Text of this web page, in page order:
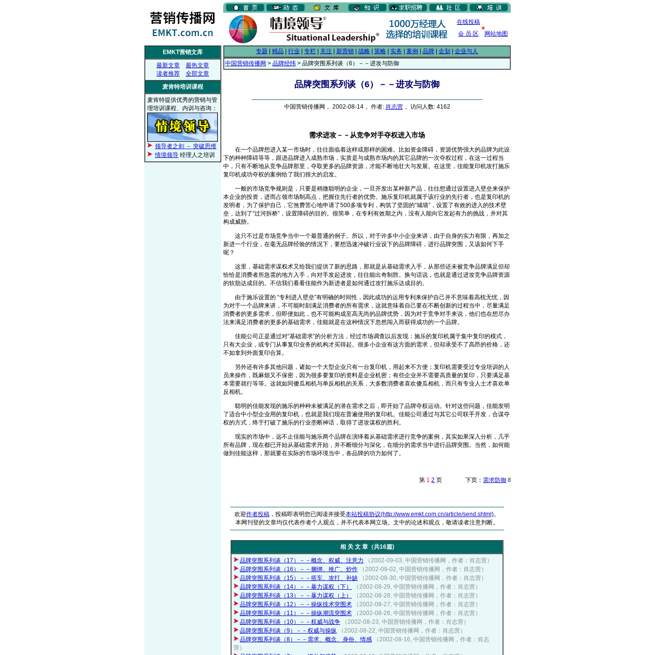
在线投稿
会 员 区
网站地图
EMKT营销文库
最新文章
最热文章
读者推荐
全部文章
麦肯特培训课程
麦肯特提供优秀的营销与管
理培训课程、内训与咨询：
领导者之剑 － 突破思维
情境领导 经理人之培训
专题 精品 行业 专栏 关注 新营销 战略 策略 实务 案例 品牌 企划
企业与人
中国营销传播网 > 品牌经纬 > 品牌突围系列谈（6）－－进攻与防御
品牌突围系列谈（6）－－进攻与防御
中国营销传播网， 2002-08-14， 作者: 肖志营， 访问人数: 4162
需求进攻－－从竞争对手夺权进入市场
在一个品牌想进入某一市场时，往往面临着这样或那样的困难。比如资金障碍，资源优势强大的品牌为此设
下的种种障碍等等，跟进品牌进入成熟市场，实质是与成熟市场内的其它品牌的一次夺权过程，在这一过程当
中，只有不断地从竞争品牌那里，夺取更多的品牌资源，才能不断地壮大与发展。在这里，佳能复印机攻打施乐
复印机成功夺权的案例给了我们很大的启发。
一般的市场竞争规则是，只要是稍微聪明的企业，一旦开发出某种新产品，往往想通过设置进入壁垒来保护
本企业的投资，进而占领市场制高点，把握住先行者的优势。施乐复印机就属于该行业的先行者，也是复印机的
发明者，为了保护自己，它煞费苦心地申请了500多项专利，构筑了坚固的“城墙”，设置了有效的进入的技术壁
垒，达到了“过河拆桥”，设置障碍的目的。很简单，在专利有效期之内，没有人能向它发起有力的挑战，并对其
构成威胁。
这只不过是市场竞争当中一个最普通的例子。所以，对于许多中小企业来讲，由于自身的实力有限，再加之
新进一个行业，在毫无品牌经验的情况下，要想迅速冲破行业设下的品牌障碍，进行品牌突围，又该如何下手
呢？
这里，基础需求谋权术又给我们提供了新的思路，那就是从基础需求入手，从那些还未被竞争品牌满足但却
恰恰是消费者所急需的地方入手，向对手发起进攻，往往能出奇制胜。换句话说，也就是通过进攻竞争品牌资源
的软肋达成目的。不信我们看看佳能作为新进者是如何通过攻打施乐达成目的。
由于施乐设置的 “专利进入壁垒”有明确的时间性，因此成功的运用专利来保护自己并不意味着高枕无忧，因
为对于一个品牌来讲，不可能时刻满足消费者的所有需求，这就意味着自己要在不断创新的过程当中，尽量满足
消费者的更多需求，但即便如此，也不可能构成至高无尚的品牌优势，因为对于竞争对手来说，他们也在想尽办
法来满足消费者的更多的基础需求，佳能就是在这种情况下忽然闯入而获得成功的一个品牌。
佳能公司正是通过对“基础需求”的分析方法，经过市场调查以后发现：施乐的复印机属于集中复印的模式，
只有大企业，或专门从事复印业务的机构才买得起。很多小企业有这方面的需求，但却承受不了高昂的价格，还
不如拿到外面复印合算。
另外还有许多其他问题，诸如一个大型企业只有一台复印机，用起来不方便；复印机需要受过专业培训的人
员来操作，既麻烦又不保密，因为很多要复印的资料是企业机密；有些企业并不需要高质量的复印，只要满足基
本需要就行等等。这就如同傻瓜相机与单反相机的关系，大多数消费者喜欢傻瓜相机，而只有专业人士才喜欢单
反相机。
聪明的佳能发现的施乐的种种未被满足的潜在需求之后，即开始了品牌夺权运动。针对这些问题，佳能发明
了适合中小型企业用的复印机，也就是我们现在普遍使用的复印机。佳能公司通过与其它公司联手开发，合谋夺
权的方式，终于打破了施乐的行业垄断神话，取得了进攻谋权的胜利。
现实的市场中，远不止佳能与施乐两个品牌在演绎着从基础需求进行竞争的案例，其实如果深入分析，几乎
所有品牌，现在都已开始从基础需求开始，并不断细分与深化，在细分的需求当中进行品牌突围。当然，如何能
做到佳能这样，那就要在实际的市场环境当中，各品牌的功力如何了。
第 1 2 页 下页： 需求防御 8
欢迎作者投稿 ，投稿即表明您已阅读并接受本站投稿协议(http://www.emkt.com.cn/article/send.shtml)。
本网刊登的文章均仅代表作者个人观点，并不代表本网立场。文中的论述和观点，敬请读者注意判断。
相 关 文 章（共16篇)
品牌突围系列谈（17）－－概念、权威、注意力
（2002-09-03, 中国营销传播网，作者：肖志营）
品牌突围系列谈（16）－－捆绑、推广、炒作
（2002-09-02, 中国营销传播网，作者：肖志营）
品牌突围系列谈（15）－－搭车、攻打、补缺
（2002-08-30, 中国营销传播网，作者：肖志营）
品牌突围系列谈（14）－－暴力谋权（下）
（2002-08-29, 中国营销传播网，作者：肖志营）
品牌突围系列谈（13）－－暴力谋权（上）
（2002-08-28, 中国营销传播网，作者：肖志营）
品牌突围系列谈（12）－－操纵技术突围术
（2002-08-27, 中国营销传播网，作者：肖志营）
品牌突围系列谈（11）－－操纵潮流突围术
（2002-08-26, 中国营销传播网，作者：肖志营）
品牌突围系列谈（10）－－权威与战争
（2002-08-23, 中国营销传播网，作者：肖志营）
品牌突围系列谈（9）－－权威与操纵
（2002-08-22, 中国营销传播网，作者：肖志营）
品牌突围系列谈（8）－－需求、概念、身份、情感
（2002-08-16, 中国营销传播网，作者：肖志
营）